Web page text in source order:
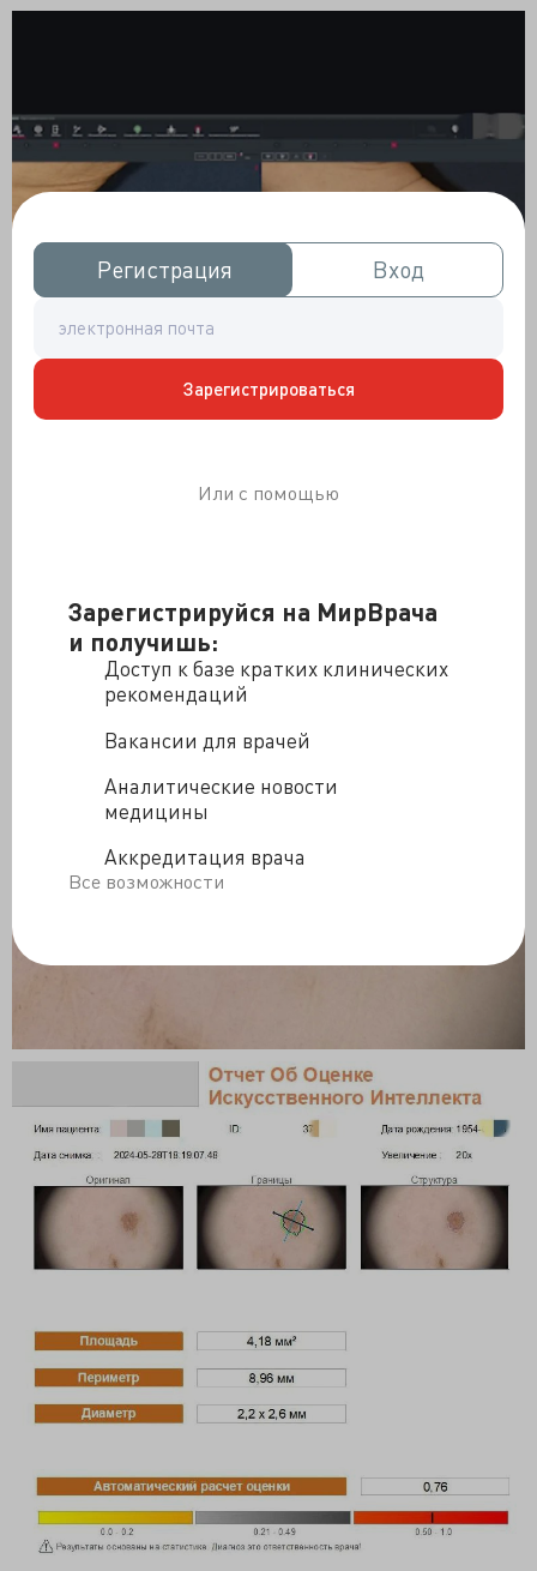
Зарегистрируйся на МирВрача
и получишь:
Доступ к базе кратких клинических
рекомендаций
Вакансии для врачей
Аналитические новости
медицины
Аккредитация врача
Все возможности
Регистрация
Регистрация Вход
Вход
Зарегистрироваться
Или с помощью